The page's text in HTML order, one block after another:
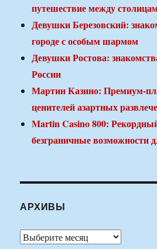
путешествие между
Девушки Березовский:
городе с особым шармом
Девушки Ростова:
России
Мартин Казино: Премиум-
ценителей азартных
Martin Casino 800:
безграничные
АРХИВЫ
Архивы